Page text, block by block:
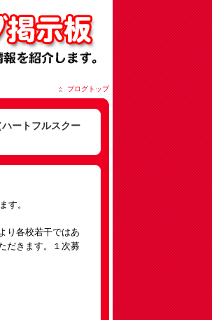
ブログトップ
ートフルスクー
す。
り各校若干ではあ
だきます。１次募